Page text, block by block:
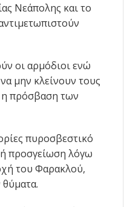
Νεάπολης και το
οι αρμόδιοι ενώ
μην κλείνουν τους
η πρόσβαση των
πυροσβεστικό
προσγείωση λόγω
του Φαρακλού,